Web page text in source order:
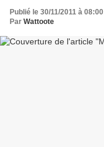
Publié le 30/11/2011 à 08:00
Par Wattoote